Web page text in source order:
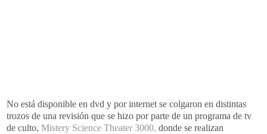
No está disponible en dvd y por internet se colgaron en distintas
trozos de una revisión que se hizo por parte de un programa de tv
de culto, Mistery Science Theater 3000, donde se realizan